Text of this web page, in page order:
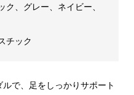
、グレー、ネイビー、
チック
で、足をしっかりサポート